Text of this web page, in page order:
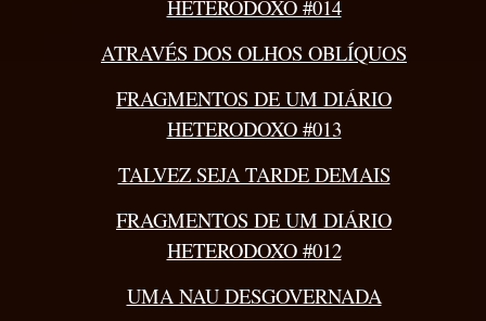
HETERODOXO #014
ATRAVÉS DOS OLHOS OBLÍQUOS
FRAGMENTOS DE UM DIÁRIO
HETERODOXO #013
TALVEZ SEJA TARDE DEMAIS
FRAGMENTOS DE UM DIÁRIO
HETERODOXO #012
UMA NAU DESGOVERNADA